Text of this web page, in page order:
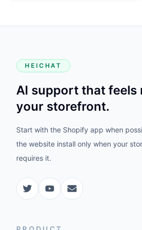
HEICHAT
AI support that feels
your storefront.
Start with the Shopify app when
the website install only when your
requires it.